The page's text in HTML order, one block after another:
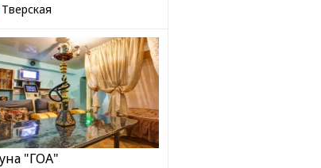
Тверская
"ГОА"